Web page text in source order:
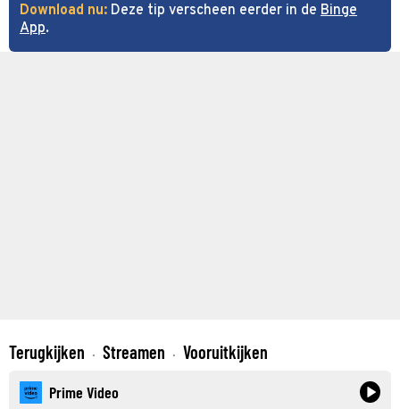
Download nu: Deze tip verscheen eerder in de Binge
App.
Terugkijken · Streamen · Vooruitkijken
Prime Video